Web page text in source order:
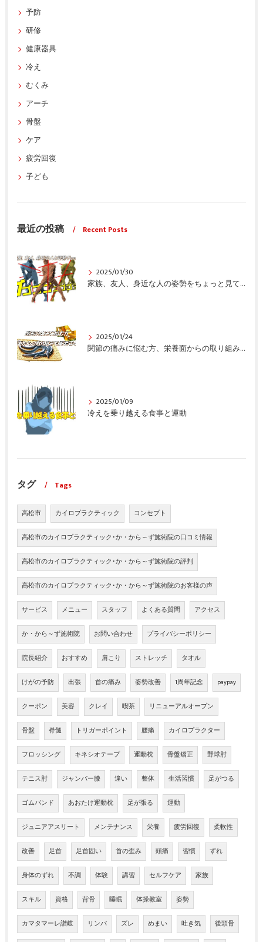
予防
研修
健康器具
冷え
むくみ
アーチ
骨盤
ケア
疲労回復
子ども
最近の投稿 Recent Posts
2025/01/30
家族、友人、身近な人の姿勢をちょっと見てみませんか？
2025/01/24
関節の痛みに悩む方、栄養面からの取り組みも重要ですよ！
2025/01/09
冷えを乗り越える食事と運動
タグ Tags
高松市 カイロプラクティック コンセプト
高松市のカイロプラクティック･か・から～ず施術院の口コミ情報
高松市のカイロプラクティック･か・から～ず施術院の評判
高松市のカイロプラクティック･か・から～ず施術院のお客様の声
サービス メニュー スタッフ よくある質問 アクセス
か・から～ず施術院 お問い合わせ プライバシーポリシー
院長紹介 おすすめ 肩こり ストレッチ タオル
けがの予防 出張 首の痛み 姿勢改善 1周年記念 paypay
クーポン 美容 クレイ 喫茶 リニューアルオープン
骨盤 脊髄 トリガーポイント 腰痛 カイロプラクター
フロッシング キネシオテープ 運動枕 骨盤矯正 野球肘
テニス肘 ジャンパー膝 違い 整体 生活習慣 足がつる
ゴムバンド あおたけ運動枕 足が張る 運動
ジュニアアスリート メンテナンス 栄養 疲労回復 柔軟性
改善 足首 足首固い 首の歪み 頭痛 習慣 ずれ
身体のずれ 不調 体験 講習 セルフケア 家族
スキル 資格 背骨 睡眠 体操教室 姿勢
カマタマーレ讃岐 リンパ ズレ めまい 吐き気 後頭骨